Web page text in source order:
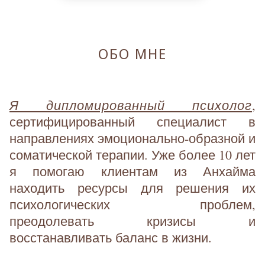
ОБО МНЕ
Я дипломированный психолог,
сертифицированный специалист в
направлениях эмоционально-образной и
соматической терапии. Уже более 10 лет
я помогаю клиентам из Анхайма
находить ресурсы для решения их
психологических проблем,
преодолевать кризисы и
восстанавливать баланс в жизни.